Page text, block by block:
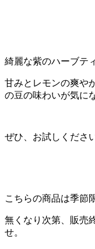
綺麗な紫のハーブテ
甘みとレモンの爽や
の豆の味わいが気に
ぜひ、お試しくださ
こちらの商品は季節
無くなり次第、販売
せ。